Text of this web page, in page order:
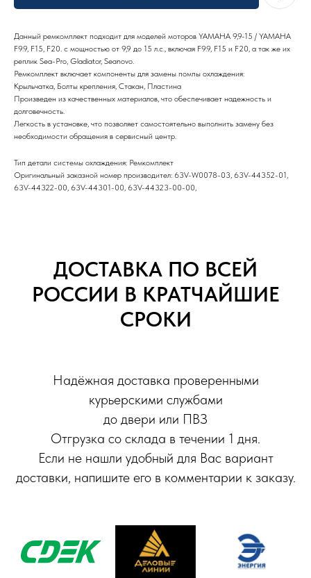
Данный ремкомплект подходит для моделей моторов YAMAHA 9,9-15 / YAMAHA
F9.9, F15, F20. с мощностью от 9,9 до 15 л.с., включая F9.9, F15 и F20, а так же их
реплик Sea-Pro, Gladiator, Seanovo.
Ремкомплект включает компоненты для замены помпы охлаждения:
Крыльчатка, Болты крепления, Стакан, Пластина
Произведен из качественных материалов, что обеспечивает надежность и
долговечность.
Легкость в установке, что позволяет самостоятельно выполнить замену без
необходимости обращения в сервисный центр.
Тип детали системы охлаждения: Ремкомплект
Оригинальный заказной номер производител: 63V-W0078-03, 63V-44352-01,
63V-44322-00, 63V-44301-00, 63V-44323-00-00,
ДОСТАВКА ПО ВСЕЙ
РОССИИ В КРАТЧАЙШИЕ
СРОКИ
Надёжная доставка проверенными
курьерскими службами
до двери или ПВЗ
Отгрузка со склада в течении 1 дня.
Если не нашли удобный для Вас вариант
доставки, напишите его в комментарии к заказу.